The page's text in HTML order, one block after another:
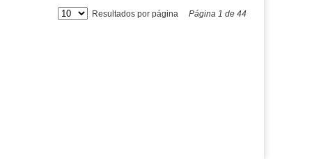
Resultados por página Página 1 de 44